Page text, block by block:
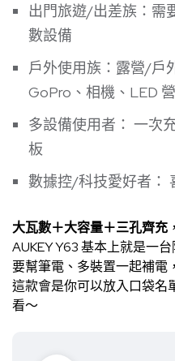
出門旅遊/出差族：需
數設備
戶外使用族：露營/戶
GoPro、相機、LED
多設備使用者： 一次
板
數據控/科技愛好者：
大瓦數＋大容量＋三孔齊充
AUKEY Y63 基本上就是一
要幫筆電、多裝置一起補電
這款會是你可以放入口袋名
看～